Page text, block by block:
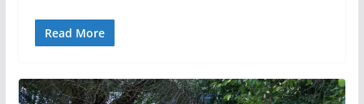
o
o
Read More